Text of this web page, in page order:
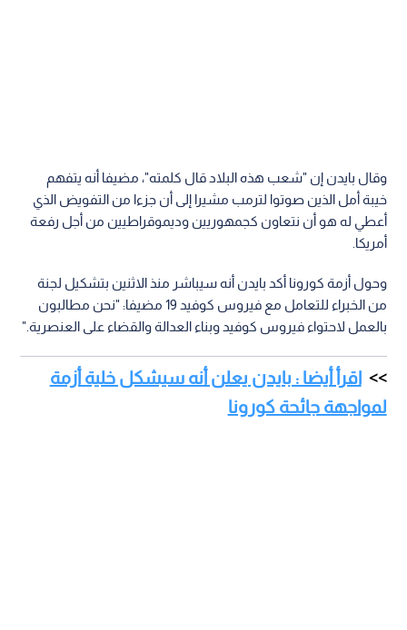
وقال بايدن إن "شعب هذه البلاد قال كلمته"، مضيفا أنه يتفهم
خيبة أمل الذين صوتوا لترمب مشيرا إلى أن جزءا من التفويض الذي
أعطي له هو أن نتعاون كجمهوريين وديموقراطيين من أجل رفعة
أمريكا.
وحول أزمة كورونا أكد بايدن أنه سيباشر منذ الاثنين بتشكيل لجنة
من الخبراء للتعامل مع فيروس كوفيد 19 مضيفا: "نحن مطالبون
بالعمل لاحتواء فيروس كوفيد وبناء العدالة والقضاء على العنصرية."
اقرأ أيضا : بايدن يعلن أنه سيشكل خلية أزمة
لمواجهة جائحة كورونا